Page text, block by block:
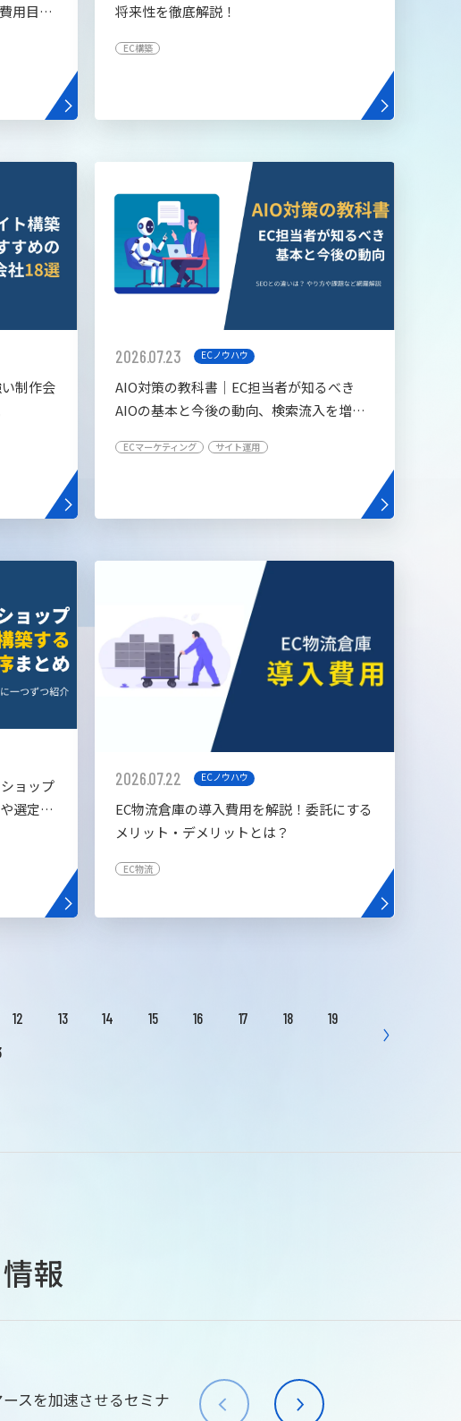
用目安
将来性を徹底解説！
EC構築
い制作会
2026.07.23 ECノウハウ
AIO対策の教科書│EC担当者が知るべき
AIOの基本と今後の動向、検索流入を増や
ECマーケティング サイト運用
ョップ
選定基
2026.07.22 ECノウハウ
EC物流倉庫の導入費用を解説！委託にする
メリット・デメリットとは？
EC物流
12 13 14 15 16 17 18
19
報
スを加速させるセミナ